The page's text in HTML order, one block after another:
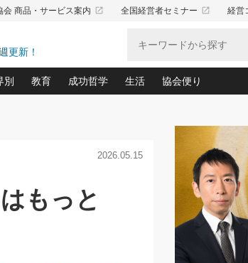
会 商品・サービス案内 launch 全国経営者セミナー launch 経営
更新！
2026.08.5
第86回 「言葉狩り」
やってお
識』(12)
にするために、やっておきたいこと(34)
の緊急対策(100)
ココが違う！(36)
性を下げるハラスメントの予防策(10)
定石(68)
・社会から支持される「ウェルビーイング経営入
別
久保一彦の“流行る”お店の仕組みづくり(210)
幸夫─社長のための現場改善(174)
教育
あなただからお願いしたいと思われる 気配り
クレーム対応の新知識と新常識(57)
デキル社員に育てる！ 社員教育の決め手(203)
東川鷹年の「中小企業の人育て」(38)
成功哲学
中国哲学に学ぶ 不況は会社守成の好
令和時代の「社長の人間力の磨き方」
先人の名句名言の教え 東洋思想に学
渡部昇一の「日本の指導者たち」(32)
生活
おのころ心平の ──社長
(50)
デジタルＡＶを味方に！
リーダー脳の鍛え方(32)
ワインを楽しむ基礎レッ
必読！社長が読むべき今
協会便り
「愛読者通信」
ビジネス見聞録
作間信司の経営
経営セミナー情
繁栄への着眼点
講話を聞いて学
2026.05.15
もっと